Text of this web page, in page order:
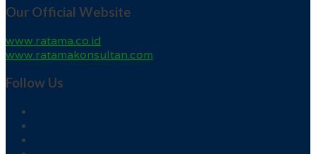
Our Official Website
www.ratama.co.id
www.ratamakonsultan.com
Follow Us